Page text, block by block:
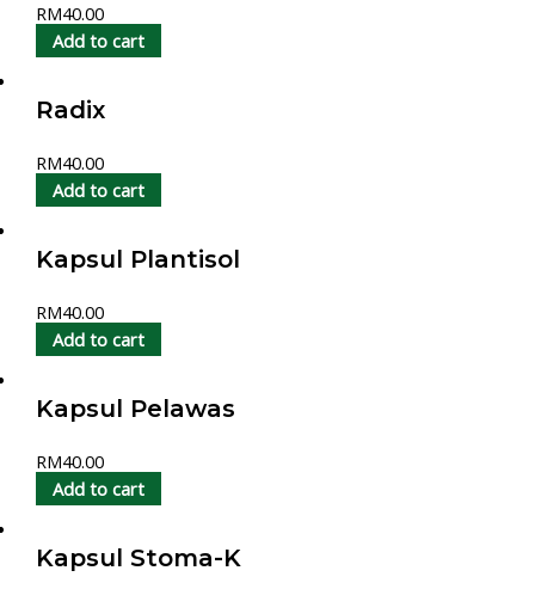
RM40.00
Add to cart
Radix
RM40.00
Add to cart
Kapsul Plantisol
RM40.00
Add to cart
Kapsul Pelawas
RM40.00
Add to cart
Kapsul Stoma-K